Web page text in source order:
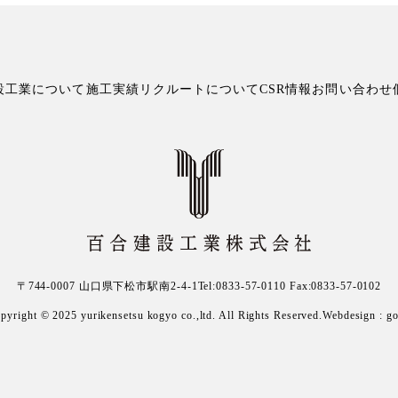
工業について 施工実績 リクルートについてCSR情報 お問い合わせ
〒744-0007 山口県下松市駅南2-4-1Tel:0833-57-0110 Fax:0833-57-0102
© 2025 yurikensetsu kogyo co.,ltd.All Rights Reserved.Webdesign :